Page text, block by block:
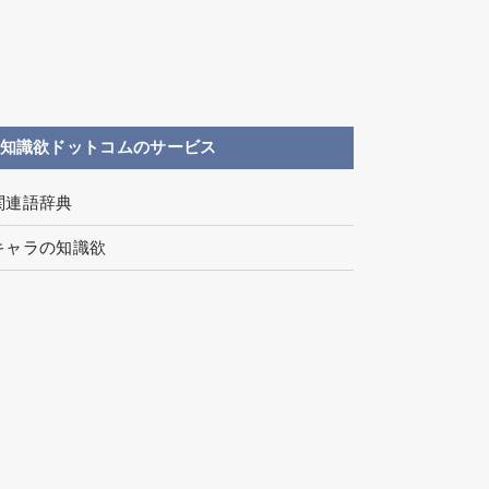
知識欲ドットコムのサービス
連語辞典
ャラの知識欲